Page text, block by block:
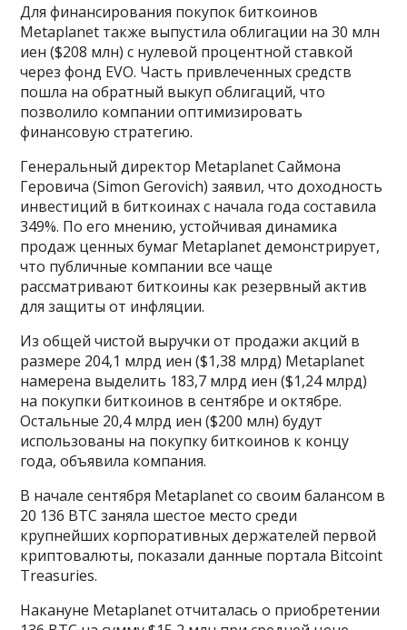
Для финансирования покупок биткоинов
Metaplanet также выпустила облигации на 30 млн
иен ($208 млн) с нулевой процентной ставкой
через фонд EVO. Часть привлеченных средств
пошла на обратный выкуп облигаций, что
позволило компании оптимизировать
финансовую стратегию.
Генеральный директор Metaplanet Саймона
Геровича (Simon Gerovich) заявил, что доходность
инвестиций в биткоинах с начала года составила
349%. По его мнению, устойчивая динамика
продаж ценных бумаг Metaplanet демонстрирует,
что публичные компании все чаще
рассматривают биткоины как резервный актив
для защиты от инфляции.
Из общей чистой выручки от продажи акций в
размере 204,1 млрд иен ($1,38 млрд) Metaplanet
намерена выделить 183,7 млрд иен ($1,24 млрд)
на покупки биткоинов в сентябре и октябре.
Остальные 20,4 млрд иен ($200 млн) будут
использованы на покупку биткоинов к концу
года, объявила компания.
В начале сентября Metaplanet со своим балансом в
20 136 ВТС заняла шестое место среди
крупнейших корпоративных держателей первой
криптовалюты, показали данные портала Bitcoint
Treasuries.
Накануне Metaplanet отчиталась о приобретении